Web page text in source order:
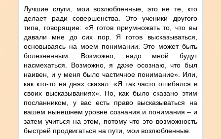
Лучшие слуги, мои возлюбленные, это не те, кто
делает ради совершенства. Это ученики другого
типа, говорящие: «Я готов приумножать то, что вы
давали мне до сих пор. Я готов высказываться,
основываясь на моем понимании. Это может быть
болезненным. Возможно, надо мной будут
насмехаться. Возможно, я даже осознаю, что был
наивен, и у меня было частичное понимание». Или,
как кто-то на днях сказал: «Я так часто ошибался в
своих высказываниях». Но, как было сказано этим
посланником, у вас есть право высказываться на
вашем нынешнем уровне сознания и понимания – и
затем учиться на этом, потому что это возможность
быстрей продвигаться на пути, мои возлюбленные.